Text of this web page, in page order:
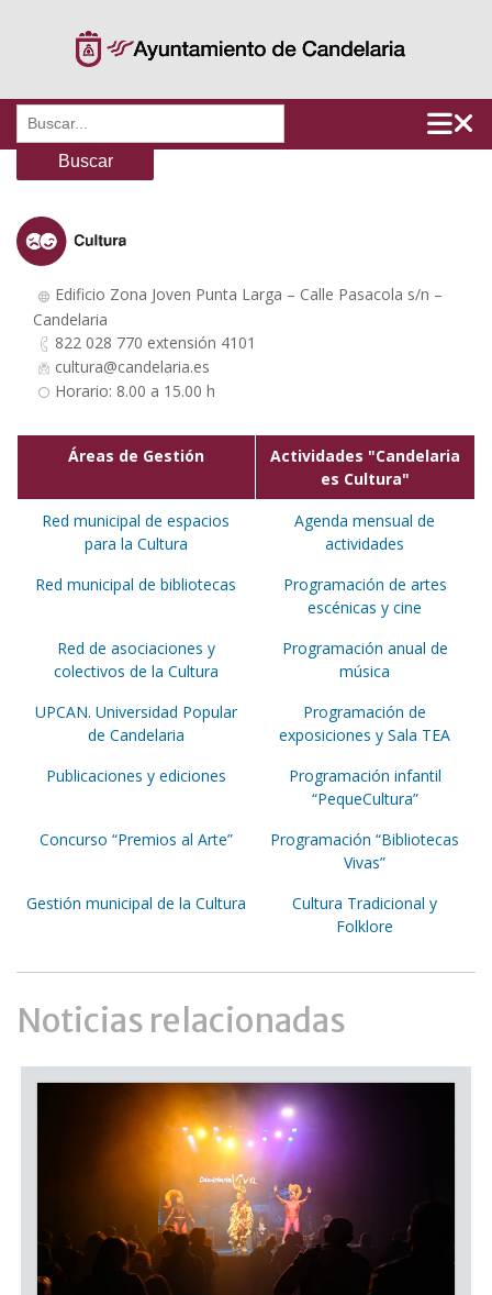
Buscar:
Edificio Zona Joven Punta Larga – Calle Pasacola s/n –
Candelaria
822 028 770 extensión 4101
cultura@candelaria.es
Horario: 8.00 a 15.00 h
Áreas de Gestión
Actividades "Candelaria
es Cultura"
Red municipal de espacios
para la Cultura
Agenda mensual de
actividades
Red municipal de bibliotecas
Programación de artes
escénicas y cine
Red de asociaciones y
colectivos de la Cultura
Programación anual de
música
UPCAN. Universidad Popular
de Candelaria
Programación de
exposiciones y Sala TEA
Publicaciones y ediciones
Programación infantil
“PequeCultura”
Concurso “Premios al Arte”
Programación “Bibliotecas
Vivas”
Gestión municipal de la Cultura
Cultura Tradicional y
Folklore
Noticias relacionadas